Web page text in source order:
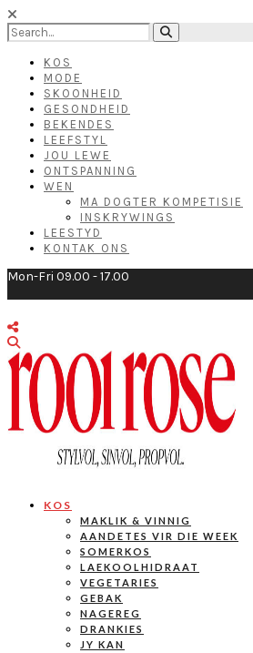
KOS
MODE
SKOONHEID
GESONDHEID
BEKENDES
LEEFSTYL
JOU LEWE
ONTSPANNING
WEN
MA DOGTER KOMPETISIE
INSKRYWINGS
LEESTYD
KONTAK ONS
Mon-Fri 09.00 - 17.00
KOS
MAKLIK & VINNIG
AANDETES VIR DIE WEEK
SOMERKOS
LAEKOOLHIDRAAT
VEGETARIES
GEBAK
NAGEREG
DRANKIES
JY KAN